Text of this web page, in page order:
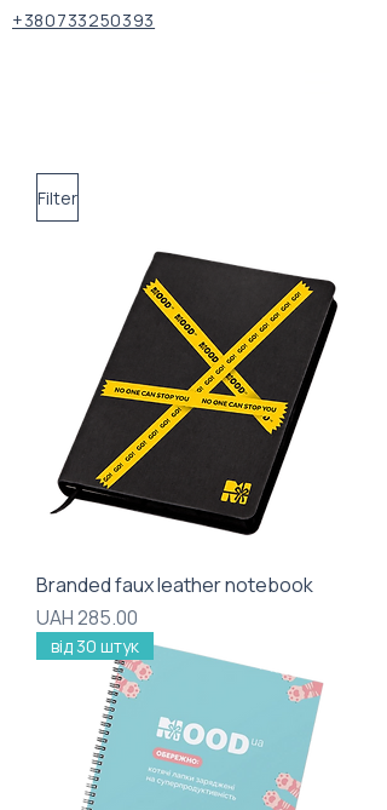
+380733250393
Filter
Branded faux leather notebook
Price
UAH 285.00
від 30 штук